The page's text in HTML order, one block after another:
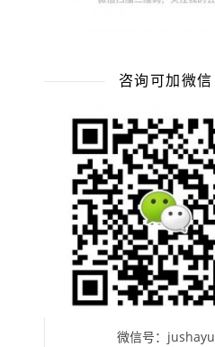
咨询可加微信
微信号：jushayu